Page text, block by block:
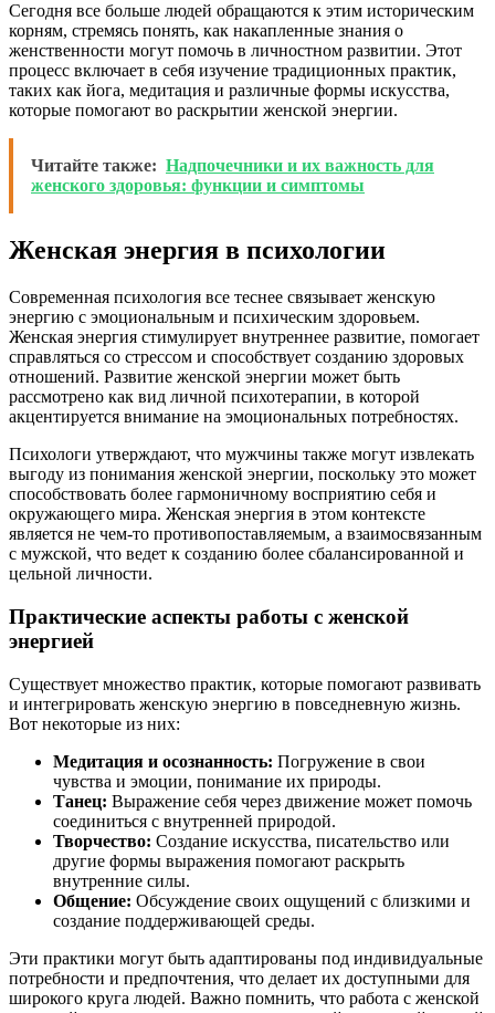
Сегодня все больше людей обращаются к этим историческим
корням, стремясь понять, как накапленные знания о
женственности могут помочь в личностном развитии. Этот
процесс включает в себя изучение традиционных практик,
таких как йога, медитация и различные формы искусства,
которые помогают во раскрытии женской энергии.
Читайте также: Надпочечники и их важность для
женского здоровья: функции и симптомы
Женская энергия в психологии
Современная психология все теснее связывает женскую
энергию с эмоциональным и психическим здоровьем.
Женская энергия стимулирует внутреннее развитие, помогает
справляться со стрессом и способствует созданию здоровых
отношений. Развитие женской энергии может быть
рассмотрено как вид личной психотерапии, в которой
акцентируется внимание на эмоциональных потребностях.
Психологи утверждают, что мужчины также могут извлекать
выгоду из понимания женской энергии, поскольку это может
способствовать более гармоничному восприятию себя и
окружающего мира. Женская энергия в этом контексте
является не чем-то противопоставляемым, а взаимосвязанным
с мужской, что ведет к созданию более сбалансированной и
цельной личности.
Практические аспекты работы с женской
энергией
Существует множество практик, которые помогают развивать
и интегрировать женскую энергию в повседневную жизнь.
Вот некоторые из них:
Медитация и осознанность: Погружение в свои
чувства и эмоции, понимание их природы.
Танец: Выражение себя через движение может помочь
соединиться с внутренней природой.
Творчество: Создание искусства, писательство или
другие формы выражения помогают раскрыть
внутренние силы.
Общение: Обсуждение своих ощущений с близкими и
создание поддерживающей среды.
Эти практики могут быть адаптированы под индивидуальные
потребности и предпочтения, что делает их доступными для
широкого круга людей. Важно помнить, что работа с женской